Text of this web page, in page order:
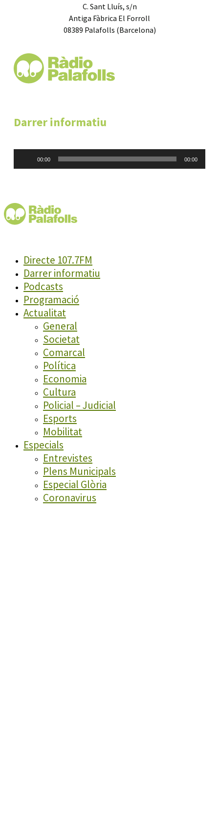
C. Sant Lluís, s/n
Antiga Fàbrica El Forroll
08389 Palafolls (Barcelona)
Darrer informatiu
00:00 00:00
Directe 107.7FM
Darrer informatiu
Podcasts
Programació
Actualitat
General
Societat
Comarcal
Política
Economia
Cultura
Policial – Judicial
Esports
Mobilitat
Especials
Entrevistes
Plens Municipals
Especial Glòria
Coronavirus